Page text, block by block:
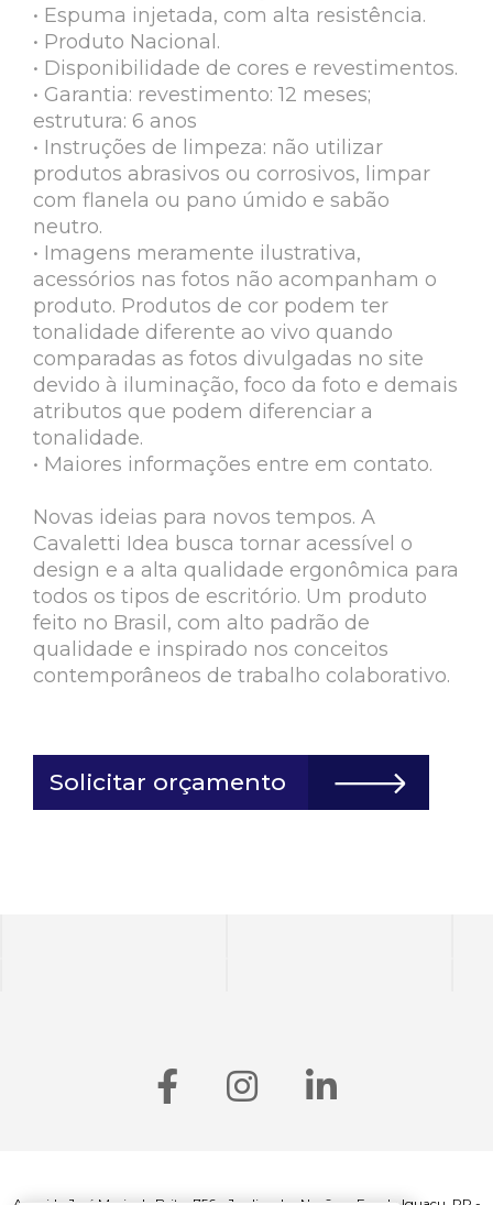
• Espuma injetada, com alta resistência.
• Produto Nacional.
• Disponibilidade de cores e revestimentos.
• Garantia: revestimento: 12 meses;
estrutura: 6 anos
• Instruções de limpeza: não utilizar
produtos abrasivos ou corrosivos, limpar
com flanela ou pano úmido e sabão
neutro.
• Imagens meramente ilustrativa,
acessórios nas fotos não acompanham o
produto. Produtos de cor podem ter
tonalidade diferente ao vivo quando
comparadas as fotos divulgadas no site
devido à iluminação, foco da foto e demais
atributos que podem diferenciar a
tonalidade.
• Maiores informações entre em contato.
Novas ideias para novos tempos. A
Cavaletti Idea busca tornar acessível o
design e a alta qualidade ergonômica para
todos os tipos de escritório. Um produto
feito no Brasil, com alto padrão de
qualidade e inspirado nos conceitos
contemporâneos de trabalho colaborativo.
Solicitar orçamento